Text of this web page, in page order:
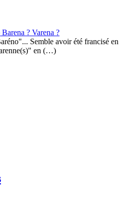
? Varena ?
Semble avoir été francisé en
en (…)